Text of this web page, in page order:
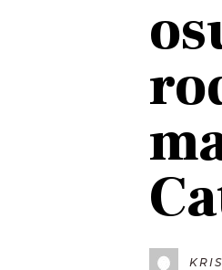
JAK
RÁDIO
PROGRAM